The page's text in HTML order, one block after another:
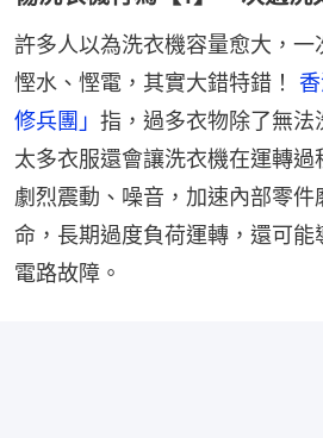
許多人以為洗衣機容量愈大，一
慳水、慳電，其實大錯特錯！
修兵團」 指，過多衣物除了無
太多衣服還會讓洗衣機在運轉
劇烈震動、噪音，加速內部零
命，長期過度負荷運轉，還可
電路故障。